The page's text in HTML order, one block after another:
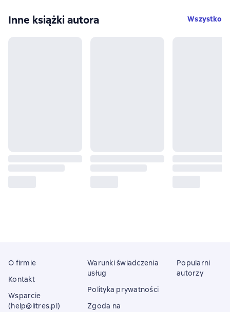
Inne książki autora Wszystko
O firmie
Kontakt
Wsparcie
(help@litres.pl)
Warunki świadczenia
usług
Polityka prywatności
Zgoda na
Popularni
autorzy